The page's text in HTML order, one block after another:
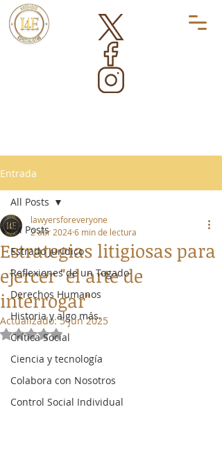
Entrada
All Posts
Estrado Jurídico
Reflexiones de un Togado
Derechos Humanos
Historia y algo más.
Crítica Social
Ciencia y tecnología
Colabora con Nosotros
Control Social Individual
All Posts
Estrategias litigiosas para
ejercer "el arte de
interrogar"
lawyersforeveryone
2 abr 20246 min de lectura
Actualizado:5 jun 2025
Obtuvo NaN de 5 estrellas.